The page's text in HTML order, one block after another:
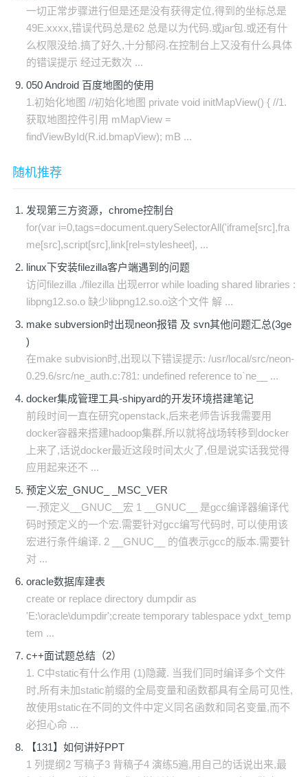
一切正常步骤进行但是还是没有获得定位,得到的坐标总是
49E.xxxx,错误代码总是62 总是以为代码.或jar包.或还有什
么权限没给.搞了好久,十分郁闷.在控制台上又没有什么具体
的错误提示 经过无数次 ...
050 Android 百度地图的使用
1.初始化地图 //初始化地图 private void initMapView() { //1.
获取地图控件引用 mMapView =
findViewById(R.id.bmapView); mB ...
随机推荐
发现第三方资源，chrome控制台
for(var i=0,tags=document.querySelectorAll('iframe[src],fra
me[src],script[src],link[rel=stylesheet], ...
linux下安装filezilla客户端遇到的问题
访问filezilla ./filezilla 出现error while loading shared libraries :
libpng12.so.o 缺少libpng12.so.o这个文件 解 ...
make subversion时出现neon报错 及 svn其他问题汇总(3ge
)
在make subvision时,出现以下错误提示: /usr/local/src/neon-
0.29.6/src/ne_auth.c:781: undefined reference to`ne__ ...
docker集成管理工具-shipyard的开发环境搭建笔记
前段时间一直在研究openstack,后来老师告诉我需要用
docker容器来搭建hadoop集群,所以就将战场转移到docker
上来了,话说docker最近这段时间太火了,但是说实话我觉得
应用起来还不 ...
预定义宏_GNUC_ _MSC_VER
一.预定义__GNUC__宏 1 __GNUC__ 是gcc编译器编译代
码时预定义的一个宏.需要针对gcc编写代码时, 可以使用该
宏进行条件编译. 2 __GNUC__ 的值表示gcc的版本.需要针
对 ...
oracle数据库建表
create or replace directory dumpdir as
'E:\oracle\dumpdir';create temporary tablespace ydxt_temp
tem ...
c++面试题总结（2）
1. C中static有什么作用 (1)隐藏. 当我们同时编译多个文件
时,所有未加static前缀的全局变量和函数都具有全局可见性,
故使用static在不同的文件中定义同名函数和同名变量,而不
必担心命 ...
【131】如何讲好PPT
1 列提纲2 写稿子3 背稿子4 演练5遍,用自己的话说出来,最